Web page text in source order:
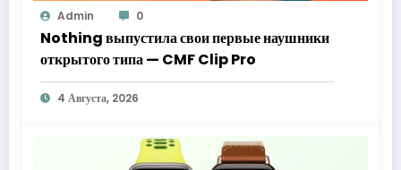
Admin 0
Nothing выпустила свои первые наушники
открытого типа — CMF Clip Pro
4 Августа, 2026